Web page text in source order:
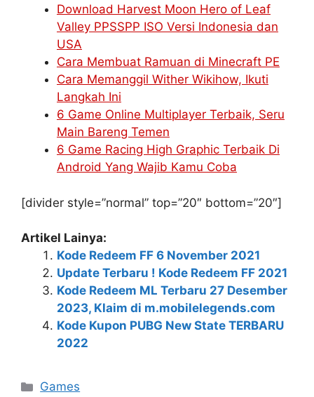
Download Harvest Moon Hero of Leaf
Valley PPSSPP ISO Versi Indonesia dan
USA
Cara Membuat Ramuan di Minecraft PE
Cara Memanggil Wither Wikihow, Ikuti
Langkah Ini
6 Game Online Multiplayer Terbaik, Seru
Main Bareng Temen
6 Game Racing High Graphic Terbaik Di
Android Yang Wajib Kamu Coba
[divider style=”normal” top=”20″ bottom=”20″]
Artikel Lainya:
Kode Redeem FF 6 November 2021
Update Terbaru ! Kode Redeem FF 2021
Kode Redeem ML Terbaru 27 Desember
2023, Klaim di m.mobilelegends.com
Kode Kupon PUBG New State TERBARU
2022
Kategori
Games